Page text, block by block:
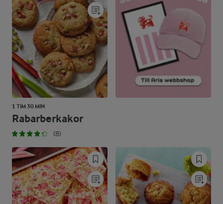
1 TIM 30 MIN
Rabarberkakor
(8)